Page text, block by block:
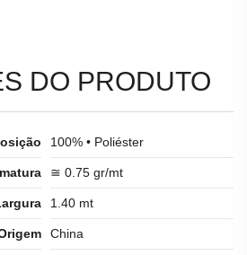
DO PRODUTO
100% • Poliéster
≅ 0.75 gr/mt
1.40 mt
China